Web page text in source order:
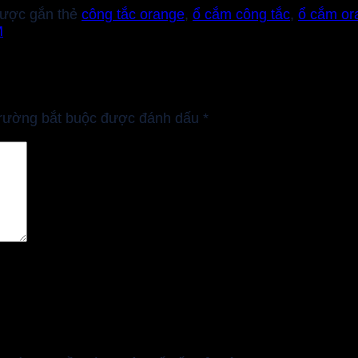
gắn thẻ công tắc orange, ổ cắm công tắc, ổ cắm
bắt buộc được đánh dấu *